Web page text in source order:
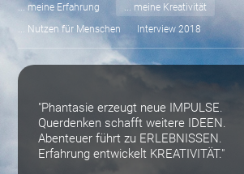
... meine Erfahrung
... meine Kreativität
... Nutzen für Menschen
Interview 2018
"Phantasie erzeugt neue IMPULSE.
Querdenken schafft weitere IDEEN.
Abenteuer führt zu ERLEBNISSEN.
Erfahrung entwickelt KREATIVITÄT."